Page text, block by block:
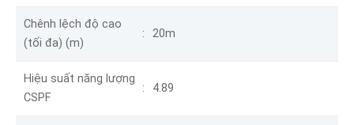
Chênh lệch độ cao
(tối đa) (m)
20m
Hiệu suất năng lượng
CSPF
4.89